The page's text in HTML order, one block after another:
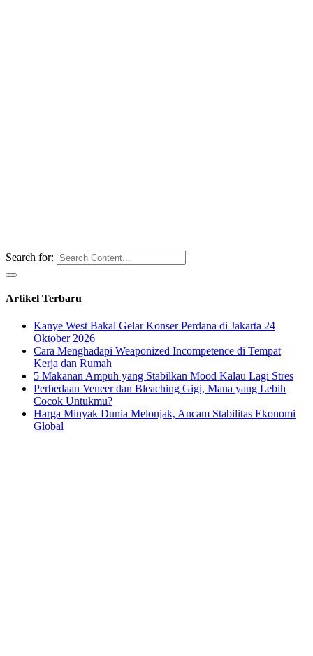
Search for:
Artikel Terbaru
Kanye West Bakal Gelar Konser Perdana di Jakarta 24
Oktober 2026
Cara Menghadapi Weaponized Incompetence di Tempat
Kerja dan Rumah
5 Makanan Ampuh yang Stabilkan Mood Kalau Lagi Stres
Perbedaan Veneer dan Bleaching Gigi, Mana yang Lebih
Cocok Untukmu?
Harga Minyak Dunia Melonjak, Ancam Stabilitas Ekonomi
Global